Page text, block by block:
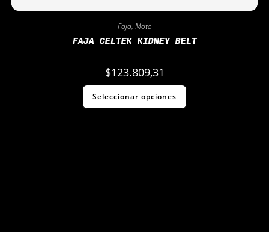
Faja, Moto
FAJA CELTEK KIDNEY BELT
$123.809,31
Seleccionar opciones